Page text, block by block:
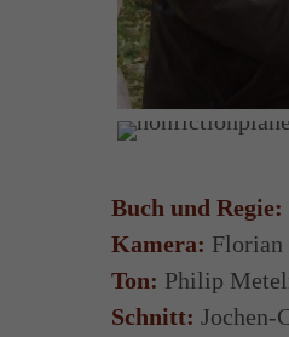
Buch und Regie:
Kamera:
Ton: Philip
Schnitt: Jochen-